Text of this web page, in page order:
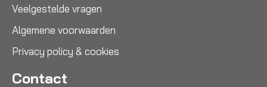
Veelgestelde vragen
Algemene voorwaarden
Privacy policy & cookies
Contact